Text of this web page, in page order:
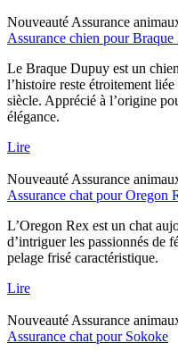
Nouveauté Assurance
Assurance chien pour
Le Braque Dupuy est un
l’histoire reste étroitement
siècle. Apprécié à l’origine
élégance.
Lire
Nouveauté Assurance
Assurance chat pour Oregon
L’Oregon Rex est un chat
d’intriguer les passionnés de
pelage frisé caractéristique.
Lire
Nouveauté Assurance
Assurance chat pour Sokoke